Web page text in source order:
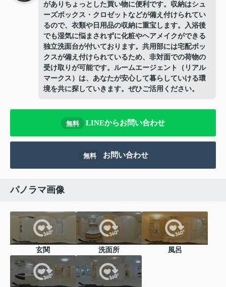
がありちょっとした買い物に便利です。収納はシュ
ーズボックス・クロゼットなどが備え付けられてい
るので、衣類や日用品の収納に重宝します。入浴後
でも湿気に悩まされずに化粧やヘアメイクができる
独立洗面台が付いております。共用部には宅配ボッ
クスが備え付けられているため、非対面での荷物の
受け取りが可能です。ルームエージェント（リアル
マークス）は、あなたが安心して暮らしていける環
境を共に探していきます。ぜひご活用ください。
無料 LINEからお問い合わせ
無料 お問い合わせ
パノラマ画像
玄関 洗面所 風呂